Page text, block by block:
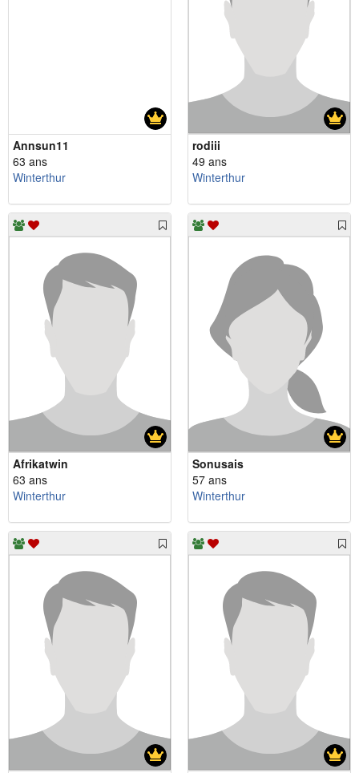
Annsun11
63 ans
Winterthur
rodiii
49 ans
Winterthur
Afrikatwin
63 ans
Winterthur
Sonusais
57 ans
Winterthur